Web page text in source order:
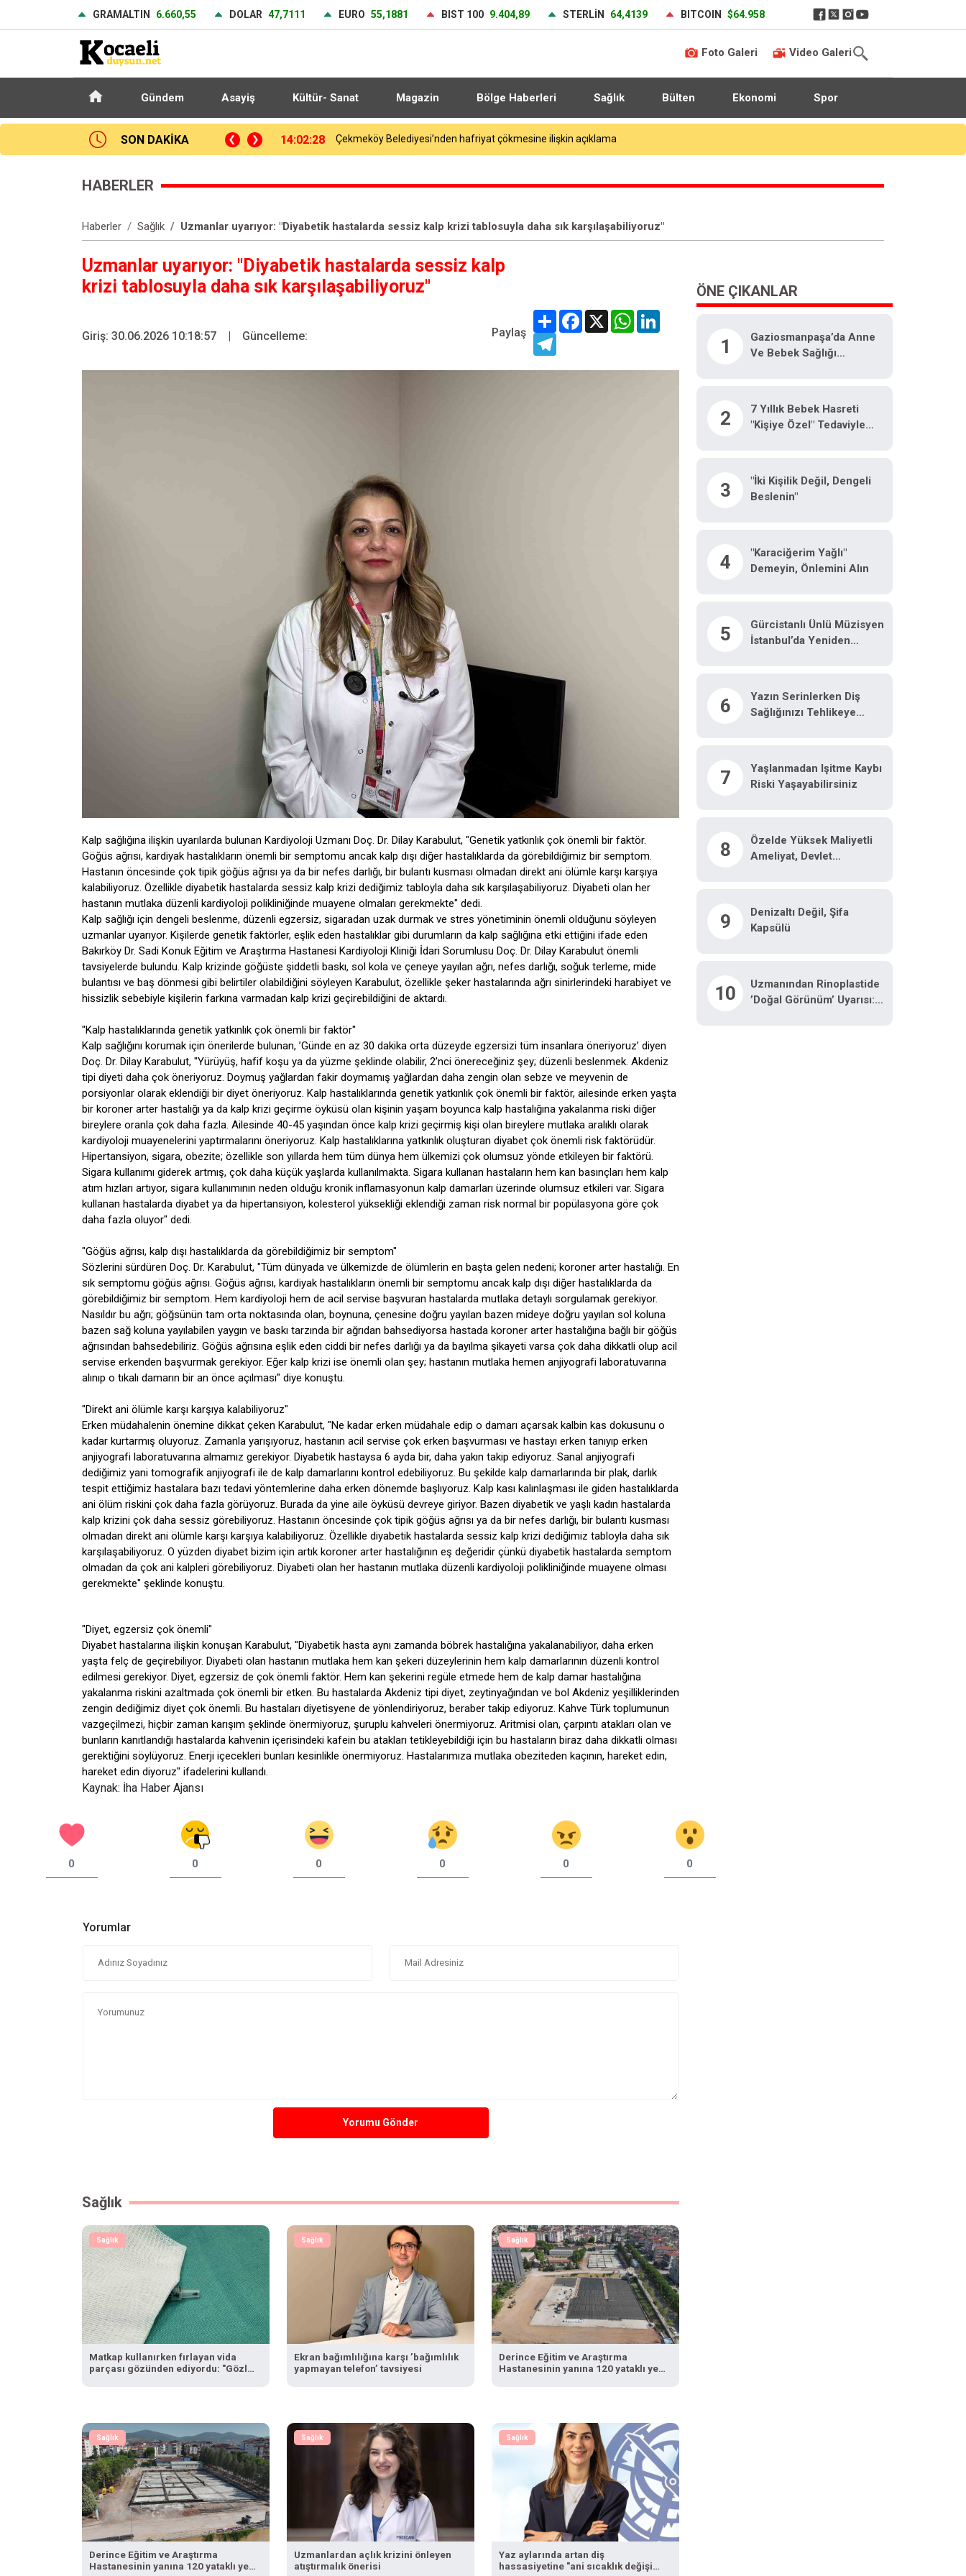
GRAMALTIN 6.660,55 DOLAR 47,7111 EURO 55,1881 BIST 100 9.404,89 STERLİN 64,4139 BITCOIN $64.958
Foto Galeri Video Galeri
Gündem Asayiş Kültür- Sanat Magazin Bölge Haberleri Sağlık Bülten Ekonomi Spor
SON DAKİKA
hafriyat çökmesine ilişkin açıklama 13:07:52
HABERLER
Haberler Sağlık Uzmanlar uyarıyor: "Diyabetik hastalarda sessiz kalp krizi tablosuyla daha sık karşılaşabiliyoruz"
Uzmanlar uyarıyor: "Diyabetik hastalarda sessiz kalp
krizi tablosuyla daha sık karşılaşabiliyoruz"
Giriş: 30.06.2026 10:18:57 | Güncelleme: Paylaş
ShareFacebook
X WhatsAppLinkedIn
Telegram
Kalp sağlığına ilişkin uyarılarda bulunan Kardiyoloji Uzmanı Doç. Dr. Dilay Karabulut, "Genetik yatkınlık çok önemli bir faktör.
Göğüs ağrısı, kardiyak hastalıkların önemli bir semptomu ancak kalp dışı diğer hastalıklarda da görebildiğimiz bir semptom.
Hastanın öncesinde çok tipik göğüs ağrısı ya da bir nefes darlığı, bir bulantı kusması olmadan direkt ani ölümle karşı karşıya
kalabiliyoruz. Özellikle diyabetik hastalarda sessiz kalp krizi dediğimiz tabloyla daha sık karşılaşabiliyoruz. Diyabeti olan her
hastanın mutlaka düzenli kardiyoloji polikliniğinde muayene olmaları gerekmekte" dedi.
Kalp sağlığı için dengeli beslenme, düzenli egzersiz, sigaradan uzak durmak ve stres yönetiminin önemli olduğunu söyleyen
uzmanlar uyarıyor. Kişilerde genetik faktörler, eşlik eden hastalıklar gibi durumların da kalp sağlığına etki ettiğini ifade eden
Bakırköy Dr. Sadi Konuk Eğitim ve Araştırma Hastanesi Kardiyoloji Kliniği İdari Sorumlusu Doç. Dr. Dilay Karabulut önemli
tavsiyelerde bulundu. Kalp krizinde göğüste şiddetli baskı, sol kola ve çeneye yayılan ağrı, nefes darlığı, soğuk terleme, mide
bulantısı ve baş dönmesi gibi belirtiler olabildiğini söyleyen Karabulut, özellikle şeker hastalarında ağrı sinirlerindeki harabiyet ve
hissizlik sebebiyle kişilerin farkına varmadan kalp krizi geçirebildiğini de aktardı.
"Kalp hastalıklarında genetik yatkınlık çok önemli bir faktör"
Kalp sağlığını korumak için önerilerde bulunan, ’Günde en az 30 dakika orta düzeyde egzersizi tüm insanlara öneriyoruz’ diyen
Doç. Dr. Dilay Karabulut, "Yürüyüş, hafif koşu ya da yüzme şeklinde olabilir, 2’nci önereceğiniz şey; düzenli beslenmek. Akdeniz
tipi diyeti daha çok öneriyoruz. Doymuş yağlardan fakir doymamış yağlardan daha zengin olan sebze ve meyvenin de
porsiyonlar olarak eklendiği bir diyet öneriyoruz. Kalp hastalıklarında genetik yatkınlık çok önemli bir faktör, ailesinde erken yaşta
bir koroner arter hastalığı ya da kalp krizi geçirme öyküsü olan kişinin yaşam boyunca kalp hastalığına yakalanma riski diğer
bireylere oranla çok daha fazla. Ailesinde 40-45 yaşından önce kalp krizi geçirmiş kişi olan bireylere mutlaka aralıklı olarak
kardiyoloji muayenelerini yaptırmalarını öneriyoruz. Kalp hastalıklarına yatkınlık oluşturan diyabet çok önemli risk faktörüdür.
Hipertansiyon, sigara, obezite; özellikle son yıllarda hem tüm dünya hem ülkemizi çok olumsuz yönde etkileyen bir faktörü.
Sigara kullanımı giderek artmış, çok daha küçük yaşlarda kullanılmakta. Sigara kullanan hastaların hem kan basınçları hem kalp
atım hızları artıyor, sigara kullanımının neden olduğu kronik inflamasyonun kalp damarları üzerinde olumsuz etkileri var. Sigara
kullanan hastalarda diyabet ya da hipertansiyon, kolesterol yüksekliği eklendiği zaman risk normal bir popülasyona göre çok
daha fazla oluyor" dedi.
"Göğüs ağrısı, kalp dışı hastalıklarda da görebildiğimiz bir semptom"
Sözlerini sürdüren Doç. Dr. Karabulut, "Tüm dünyada ve ülkemizde de ölümlerin en başta gelen nedeni; koroner arter hastalığı. En
sık semptomu göğüs ağrısı. Göğüs ağrısı, kardiyak hastalıkların önemli bir semptomu ancak kalp dışı diğer hastalıklarda da
görebildiğimiz bir semptom. Hem kardiyoloji hem de acil servise başvuran hastalarda mutlaka detaylı sorgulamak gerekiyor.
Nasıldır bu ağrı; göğsünün tam orta noktasında olan, boynuna, çenesine doğru yayılan bazen mideye doğru yayılan sol koluna
bazen sağ koluna yayılabilen yaygın ve baskı tarzında bir ağrıdan bahsediyorsa hastada koroner arter hastalığına bağlı bir göğüs
ağrısından bahsedebiliriz. Göğüs ağrısına eşlik eden ciddi bir nefes darlığı ya da bayılma şikayeti varsa çok daha dikkatli olup acil
servise erkenden başvurmak gerekiyor. Eğer kalp krizi ise önemli olan şey; hastanın mutlaka hemen anjiyografi laboratuvarına
alınıp o tıkalı damarın bir an önce açılması" diye konuştu.
"Direkt ani ölümle karşı karşıya kalabiliyoruz"
Erken müdahalenin önemine dikkat çeken Karabulut, "Ne kadar erken müdahale edip o damarı açarsak kalbin kas dokusunu o
kadar kurtarmış oluyoruz. Zamanla yarışıyoruz, hastanın acil servise çok erken başvurması ve hastayı erken tanıyıp erken
anjiyografi laboratuvarına almamız gerekiyor. Diyabetik hastaysa 6 ayda bir, daha yakın takip ediyoruz. Sanal anjiyografi
dediğimiz yani tomografik anjiyografi ile de kalp damarlarını kontrol edebiliyoruz. Bu şekilde kalp damarlarında bir plak, darlık
tespit ettiğimiz hastalara bazı tedavi yöntemlerine daha erken dönemde başlıyoruz. Kalp kası kalınlaşması ile giden hastalıklarda
ani ölüm riskini çok daha fazla görüyoruz. Burada da yine aile öyküsü devreye giriyor. Bazen diyabetik ve yaşlı kadın hastalarda
kalp krizini çok daha sessiz görebiliyoruz. Hastanın öncesinde çok tipik göğüs ağrısı ya da bir nefes darlığı, bir bulantı kusması
olmadan direkt ani ölümle karşı karşıya kalabiliyoruz. Özellikle diyabetik hastalarda sessiz kalp krizi dediğimiz tabloyla daha sık
karşılaşabiliyoruz. O yüzden diyabet bizim için artık koroner arter hastalığının eş değeridir çünkü diyabetik hastalarda semptom
olmadan da çok ani kalpleri görebiliyoruz. Diyabeti olan her hastanın mutlaka düzenli kardiyoloji polikliniğinde muayene olması
gerekmekte" şeklinde konuştu.
"Diyet, egzersiz çok önemli"
Diyabet hastalarına ilişkin konuşan Karabulut, "Diyabetik hasta aynı zamanda böbrek hastalığına yakalanabiliyor, daha erken
yaşta felç de geçirebiliyor. Diyabeti olan hastanın mutlaka hem kan şekeri düzeylerinin hem kalp damarlarının düzenli kontrol
edilmesi gerekiyor. Diyet, egzersiz de çok önemli faktör. Hem kan şekerini regüle etmede hem de kalp damar hastalığına
yakalanma riskini azaltmada çok önemli bir etken. Bu hastalarda Akdeniz tipi diyet, zeytinyağından ve bol Akdeniz yeşilliklerinden
zengin dediğimiz diyet çok önemli. Bu hastaları diyetisyene de yönlendiriyoruz, beraber takip ediyoruz. Kahve Türk toplumunun
vazgeçilmezi, hiçbir zaman karışım şeklinde önermiyoruz, şuruplu kahveleri önermiyoruz. Aritmisi olan, çarpıntı atakları olan ve
bunların kanıtlandığı hastalarda kahvenin içerisindeki kafein bu atakları tetikleyebildiği için bu hastaların biraz daha dikkatli olması
gerektiğini söylüyoruz. Enerji içecekleri bunları kesinlikle önermiyoruz. Hastalarımıza mutlaka obeziteden kaçının, hareket edin,
hareket edin diyoruz" ifadelerini kullandı.
Kaynak: İha Haber Ajansı
0 0 0 0 0 0
Yorumlar
Yorumu Gönder
Sağlık
Sağlık
Matkap kullanırken fırlayan vida
parçası gözünden ediyordu: "Gözlük
Sağlık
Ekran bağımlılığına karşı ’bağımlılık
yapmayan telefon’ tavsiyesi
Sağlık
Derince Eğitim ve Araştırma
Hastanesinin yanına 120 yataklı yeni
Sağlık
Derince Eğitim ve Araştırma
Hastanesinin yanına 120 yataklı yeni
Sağlık
Uzmanlardan açlık krizini önleyen
atıştırmalık önerisi
Sağlık
Yaz aylarında artan diş
hassasiyetine "ani sıcaklık değişimi"
ÖNE ÇIKANLAR
1
Gaziosmanpaşa’da Anne
Ve Bebek Sağlığı
2
7 Yıllık Bebek Hasreti
"kişiye Özel" Tedaviyle
3
"İki Kişilik Değil, Dengeli
Beslenin"
4
"Karaciğerim Yağlı"
Demeyin, Önlemini Alın
5
Gürcistanlı Ünlü Müzisyen
İstanbul’da Yeniden
Çıkacağım"
6
Yazın Serinlerken Diş
Sağlığınızı Tehlikeye
7
Yaşlanmadan Işitme Kaybı
Riski Yaşayabilirsiniz
8
Özelde Yüksek Maliyetli
Ameliyat, Devlet
9
Denizaltı Değil, Şifa
Kapsülü
10
Uzmanından Rinoplastide
’doğal Görünüm’ Uyarısı: